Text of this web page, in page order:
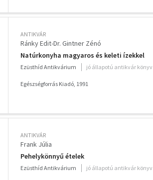
ANTIKVÁR
Ránky Edit-Dr. Gintner Zénó
Natúrkonyha magyaros és keleti ízekkel
Ezüsthíd Antikvárium jó állapotú antikvár könyv
Egészségforrás Kiadó, 1991
ANTIKVÁR
Frank Júlia
Pehelykönnyű ételek
Ezüsthíd Antikvárium jó állapotú antikvár könyv